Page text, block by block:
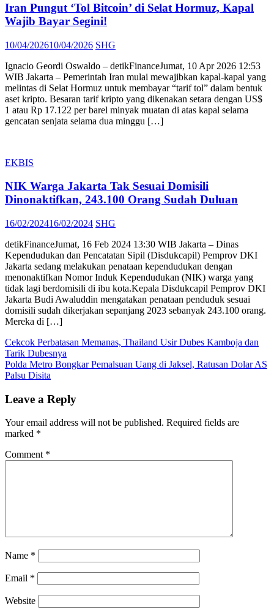
Iran Pungut ‘Tol Bitcoin’ di Selat Hormuz, Kapal
Wajib Bayar Segini!
Posted
10/04/202610/04/2026 Author
SHG
Ignacio Geordi Oswaldo – detikFinanceJumat, 10 Apr 2026 12:53
WIB Jakarta – Pemerintah Iran mulai mewajibkan kapal-kapal yang
melintas di Selat Hormuz untuk membayar “tarif tol” dalam bentuk
aset kripto. Besaran tarif kripto yang dikenakan setara dengan US$
1 atau Rp 17.122 per barel minyak muatan di atas kapal selama
gencatan senjata selama dua minggu […]
EKBIS
NIK Warga Jakarta Tak Sesuai Domisili
Dinonaktifkan, 243.100 Orang Sudah Duluan
Posted
16/02/202416/02/2024 Author
SHG
detikFinanceJumat, 16 Feb 2024 13:30 WIB Jakarta – Dinas
Kependudukan dan Pencatatan Sipil (Disdukcapil) Pemprov DKI
Jakarta sedang melakukan penataan kependudukan dengan
menonaktifkan Nomor Induk Kependudukan (NIK) warga yang
tidak lagi berdomisili di ibu kota.Kepala Disdukcapil Pemprov DKI
Jakarta Budi Awaluddin mengatakan penataan penduduk sesuai
domisili sudah dikerjakan sepanjang 2023 sebanyak 243.100 orang.
Mereka di […]
Post
navigation
Cekcok Perbatasan Memanas, Thailand Usir Dubes Kamboja dan
Tarik Dubesnya
Polda Metro Bongkar Pemalsuan Uang di Jaksel, Ratusan Dolar AS
Palsu Disita
Leave a Reply
Your email address will not be published. Required fields are
marked *
Comment *
Name *
Email *
Website